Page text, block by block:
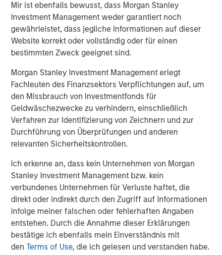
Mir ist ebenfalls bewusst, dass Morgan Stanley
Investment Management weder garantiert noch
gewährleistet, dass jegliche Informationen auf dieser
Website korrekt oder vollständig oder für einen
bestimmten Zweck geeignet sind.
Morgan Stanley Investment Management erlegt
Fachleuten des Finanzsektors Verpflichtungen auf, um
den Missbrauch von Investmentfonds für
Geldwäschezwecke zu verhindern, einschließlich
Verfahren zur Identifizierung von Zeichnern und zur
Durchführung von Überprüfungen und anderen
relevanten Sicherheitskontrollen.
Ich erkenne an, dass kein Unternehmen von Morgan
Stanley Investment Management bzw. kein
verbundenes Unternehmen für Verluste haftet, die
direkt oder indirekt durch den Zugriff auf Informationen
infolge meiner falschen oder fehlerhaften Angaben
entstehen. Durch die Annahme dieser Erklärungen
bestätige ich ebenfalls mein Einverständnis mit
denTerms of Use, die ich gelesen und verstanden habe.
Behavior in Prediction, Betting, and Stock
Markets
CONSILIENT OBSERVER
Opportunities and Expectations: The Present
Value of Growth Opportunities in Valuation
CONSILIENT OBSERVER
Bayes and Base Rates 2.0: How History Can
Guide Our Assessment of the Future
The Authors
Michael Mauboussin